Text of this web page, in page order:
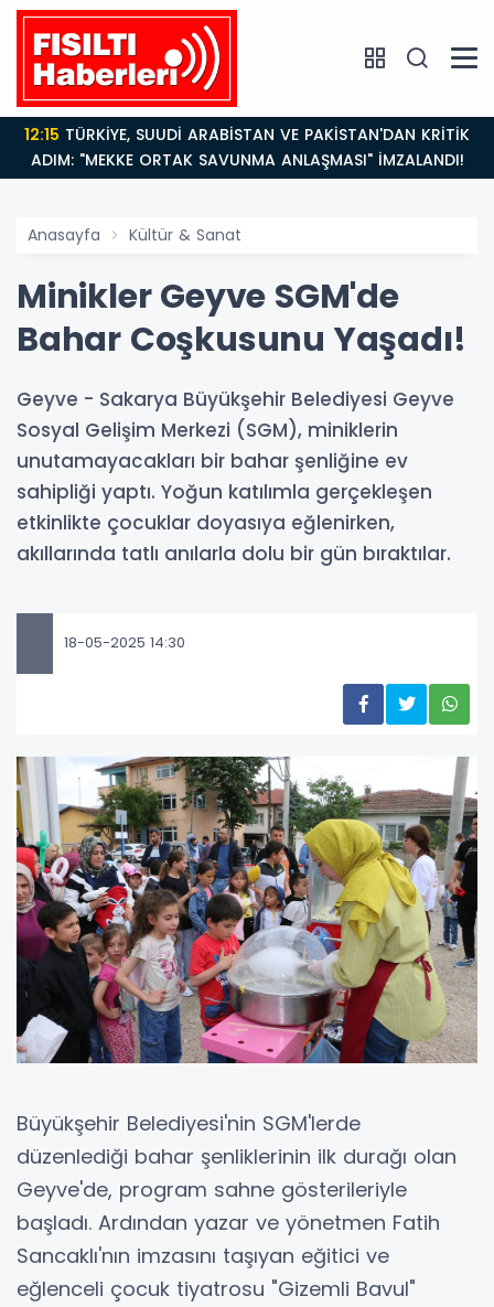
12:15
ADIM: "MEKKE ORTAK SAVUNMA ANLAŞMASI" İMZALANDI!
Anasayfa Kültür & Sanat
Minikler Geyve SGM'de
Bahar Coşkusunu Yaşadı!
Geyve - Sakarya Büyükşehir Belediyesi Geyve
Sosyal Gelişim Merkezi (SGM), miniklerin
unutamayacakları bir bahar şenliğine ev
sahipliği yaptı. Yoğun katılımla gerçekleşen
etkinlikte çocuklar doyasıya eğlenirken,
akıllarında tatlı anılarla dolu bir gün bıraktılar.
18-05-2025 14:30
Büyükşehir Belediyesi'nin SGM'lerde
düzenlediği bahar şenliklerinin ilk durağı olan
Geyve'de, program sahne gösterileriyle
başladı. Ardından yazar ve yönetmen Fatih
Sancaklı'nın imzasını taşıyan eğitici ve
eğlenceli çocuk tiyatrosu "Gizemli Bavul"